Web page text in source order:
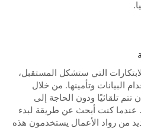
التي ستشكل المستقبل،
البيانات وتأمينها. من خلال
تتم تلقائيًا ودون الحاجة إلى
عندما كنت أبحث عن طريقة لبدء
من رواد الأعمال يستخدمون هذه